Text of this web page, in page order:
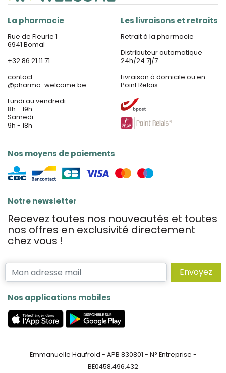
La pharmacie
Rue de Fleurie 1
6941 Bomal
+32 86 21 11 71
contact
@pharma-welcome.be
Lundi au vendredi :
8h - 19h
Samedi :
9h - 18h
Nos moyens de paiements
Les livraisons et retraits
Retrait à la pharmacie
Distributeur automatique
24h/24 7j/7
Livraison à domicile ou en
Point Relais
Notre newsletter
Recevez toutes nos nouveautés et toutes
nos offres en exclusivité directement
chez vous !
Envoyez
Nos applications mobiles
Emmanuelle Haufroid - APB 830801 - N° Entreprise -
BE0458.496.432